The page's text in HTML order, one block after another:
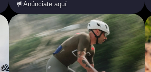
Anúnciate aquí